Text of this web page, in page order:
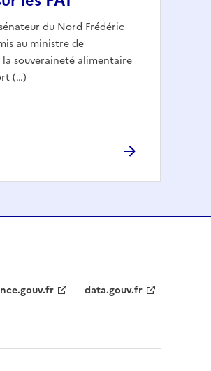
du Nord Frédéric
au ministre de
souveraineté alimentaire
(…)
data.gouv.fr